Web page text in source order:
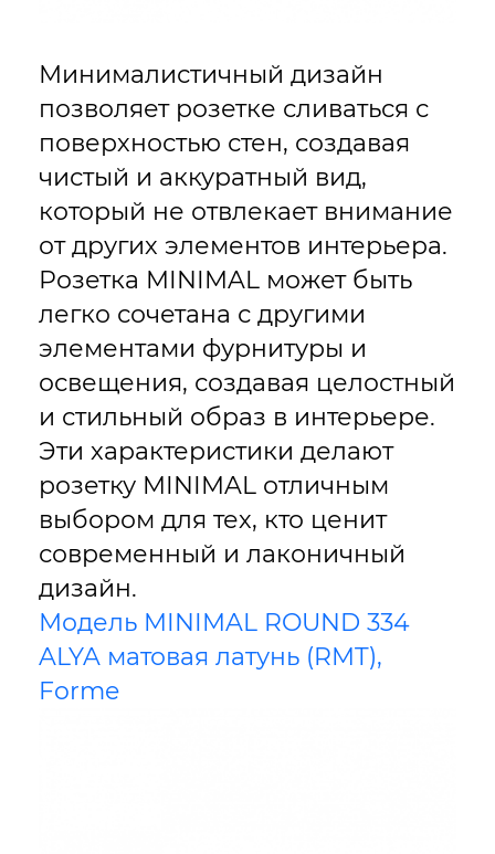
Минималистичный дизайн
позволяет розетке сливаться с
поверхностью стен, создавая
чистый и аккуратный вид,
который не отвлекает внимание
от других элементов интерьера.
Розетка MINIMAL может быть
легко сочетана с другими
элементами фурнитуры и
освещения, создавая целостный
и стильный образ в интерьере.
Эти характеристики делают
розетку MINIMAL отличным
выбором для тех, кто ценит
современный и лаконичный
дизайн.
Модель MINIMAL ROUND 334
ALYA матовая латунь (RMT),
Forme